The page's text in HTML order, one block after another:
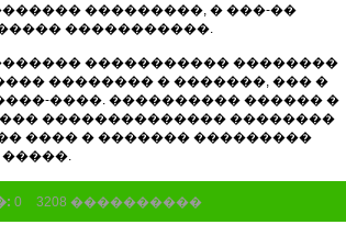
���������, � ���-��
�����������.
����������� ��������
�������� � �������, ��� �
����. ���������� ������ �
�������������� ��������
���� � ������� ���������
0 3208 ����������